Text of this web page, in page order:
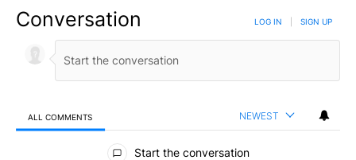
Conversation LOG IN SIGN UP
ALL COMMENTS NEWEST
All Comments
Start the conversation